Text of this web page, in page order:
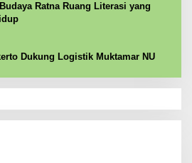
Ratna Ruang Literasi yang
Dukung Logistik Muktamar NU